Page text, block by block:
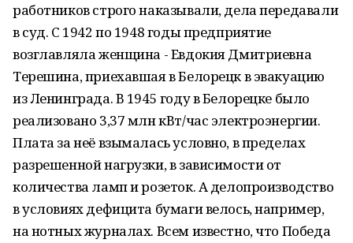
работников строго наказывали, дела передавали
в суд. С 1942 по 1948 годы предприятие
возглавляла женщина - Евдокия Дмитриевна
Терешина, приехавшая в Белорецк в эвакуацию
из Ленинграда. В 1945 году в Белорецке было
реализовано 3,37 млн кВт/час электроэнергии.
Плата за неё взымалась условно, в пределах
разрешенной нагрузки, в зависимости от
количества ламп и розеток. А делопроизводство
в условиях дефицита бумаги велось, например,
на нотных журналах. Всем известно, что Победа